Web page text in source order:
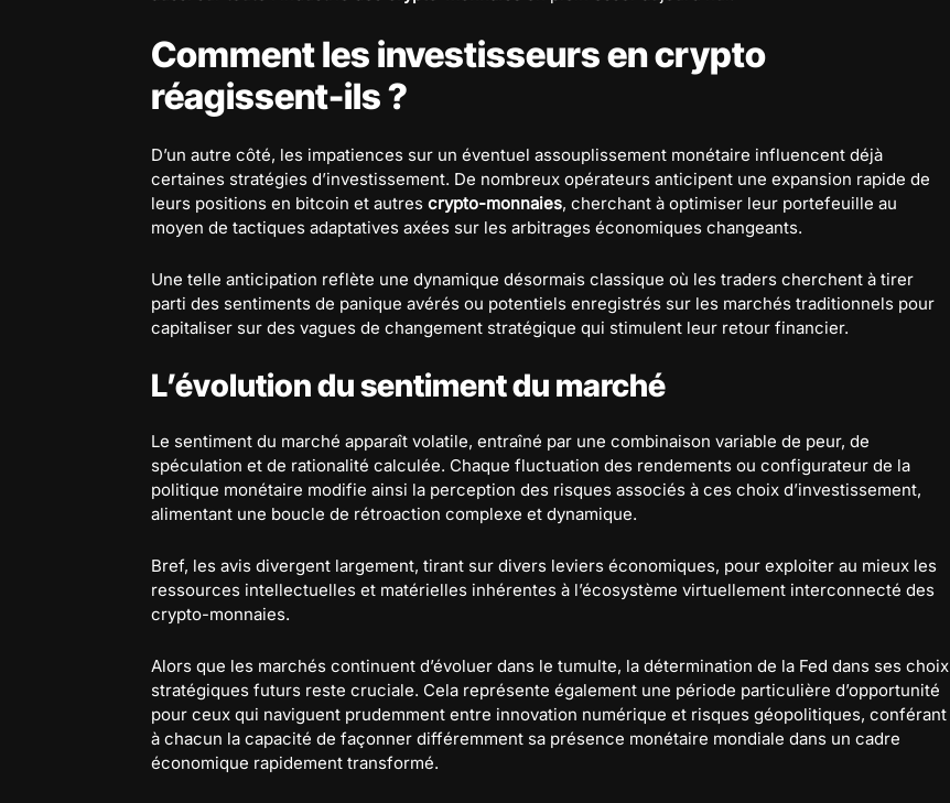
Comment les investisseurs en crypto
réagissent-ils ?
D’un autre côté, les impatiences sur un éventuel assouplissement monétaire influencent déjà
certaines stratégies d’investissement. De nombreux opérateurs anticipent une expansion rapide de
leurs positions en bitcoin et autres crypto-monnaies, cherchant à optimiser leur portefeuille au
moyen de tactiques adaptatives axées sur les arbitrages économiques changeants.
Une telle anticipation reflète une dynamique désormais classique où les traders cherchent à tirer
parti des sentiments de panique avérés ou potentiels enregistrés sur les marchés traditionnels pour
capitaliser sur des vagues de changement stratégique qui stimulent leur retour financier.
L’évolution du sentiment du marché
Le sentiment du marché apparaît volatile, entraîné par une combinaison variable de peur, de
spéculation et de rationalité calculée. Chaque fluctuation des rendements ou configurateur de la
politique monétaire modifie ainsi la perception des risques associés à ces choix d’investissement,
alimentant une boucle de rétroaction complexe et dynamique.
Bref, les avis divergent largement, tirant sur divers leviers économiques, pour exploiter au mieux les
ressources intellectuelles et matérielles inhérentes à l’écosystème virtuellement interconnecté des
crypto-monnaies.
Alors que les marchés continuent d’évoluer dans le tumulte, la détermination de la Fed dans ses choix
stratégiques futurs reste cruciale. Cela représente également une période particulière d’opportunité
pour ceux qui naviguent prudemment entre innovation numérique et risques géopolitiques, conférant
à chacun la capacité de façonner différemment sa présence monétaire mondiale dans un cadre
économique rapidement transformé.